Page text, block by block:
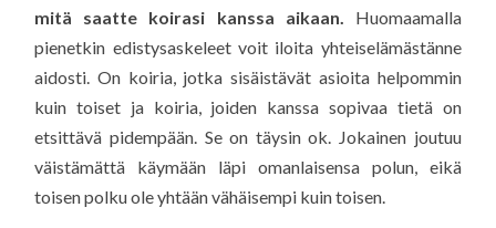
mitä saatte koirasi kanssa aikaan. Huomaamalla
pienetkin edistysaskeleet voit iloita yhteiselämästänne
aidosti. On koiria, jotka sisäistävät asioita helpommin
kuin toiset ja koiria, joiden kanssa sopivaa tietä on
etsittävä pidempään. Se on täysin ok. Jokainen joutuu
väistämättä käymään läpi omanlaisensa polun, eikä
toisen polku ole yhtään vähäisempi kuin toisen.